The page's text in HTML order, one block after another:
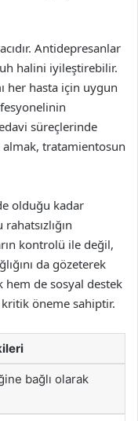
Antidepresanlar
halini iyileştirebilir.
her hasta için uygun
süreçlerinde
almak, tratamientosun
olduğu kadar
kontrolü ile değil,
da gözeterek
hem de sosyal destek
öneme sahiptir.
bağlı olarak